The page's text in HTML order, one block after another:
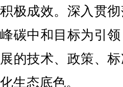
积极成效。深入贯
峰碳中和目标为引
展的技术、政策、
化生态底色。